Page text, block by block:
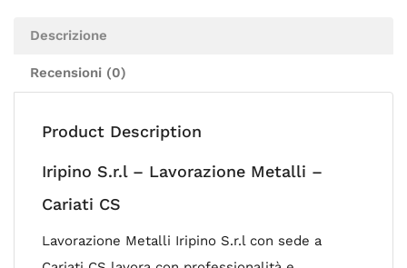
Descrizione
Recensioni (0)
Product Description
Iripino S.r.l – Lavorazione Metalli –
Cariati CS
Lavorazione Metalli Iripino S.r.l con sede a